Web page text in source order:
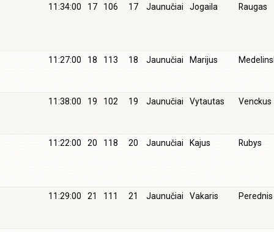
11:34:00 17 106 17 Jaunučiai Jogaila Raugas
11:27:00 18 113 18 Jaunučiai Marijus
11:38:00 19 102 19 Jaunučiai Vytautas Venckus
11:22:00 20 118 20 Jaunučiai Kajus Rubys
11:29:00 21 111 21 Jaunučiai Vakaris Perednis